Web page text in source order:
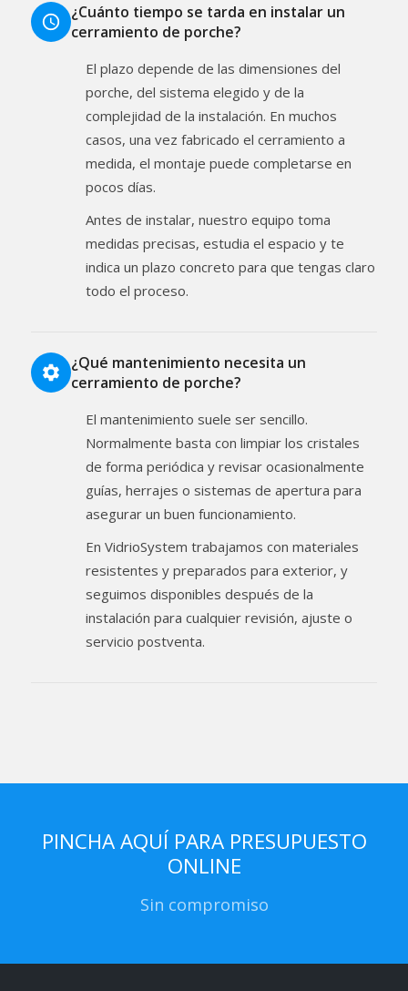
¿Cuánto tiempo se tarda en instalar un
cerramiento de porche?
El plazo depende de las dimensiones del
porche, del sistema elegido y de la
complejidad de la instalación. En muchos
casos, una vez fabricado el cerramiento a
medida, el montaje puede completarse en
pocos días.
Antes de instalar, nuestro equipo toma
medidas precisas, estudia el espacio y te
indica un plazo concreto para que tengas claro
todo el proceso.
¿Qué mantenimiento necesita un
cerramiento de porche?
El mantenimiento suele ser sencillo.
Normalmente basta con limpiar los cristales
de forma periódica y revisar ocasionalmente
guías, herrajes o sistemas de apertura para
asegurar un buen funcionamiento.
En VidrioSystem trabajamos con materiales
resistentes y preparados para exterior, y
seguimos disponibles después de la
instalación para cualquier revisión, ajuste o
servicio postventa.
PINCHA AQUÍ PARA PRESUPUESTO
ONLINE
Sin compromiso